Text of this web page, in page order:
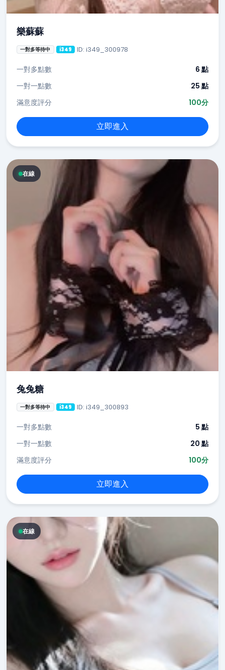
樂蘇蘇
一對多等待中 i349 ID: i349_300978
一對多點數
6 點
一對一點數
25 點
滿意度評分
100分
立即進入
在線
兔兔糖
一對多等待中 i349 ID: i349_300893
一對多點數
5 點
一對一點數
20 點
滿意度評分
100分
立即進入
在線